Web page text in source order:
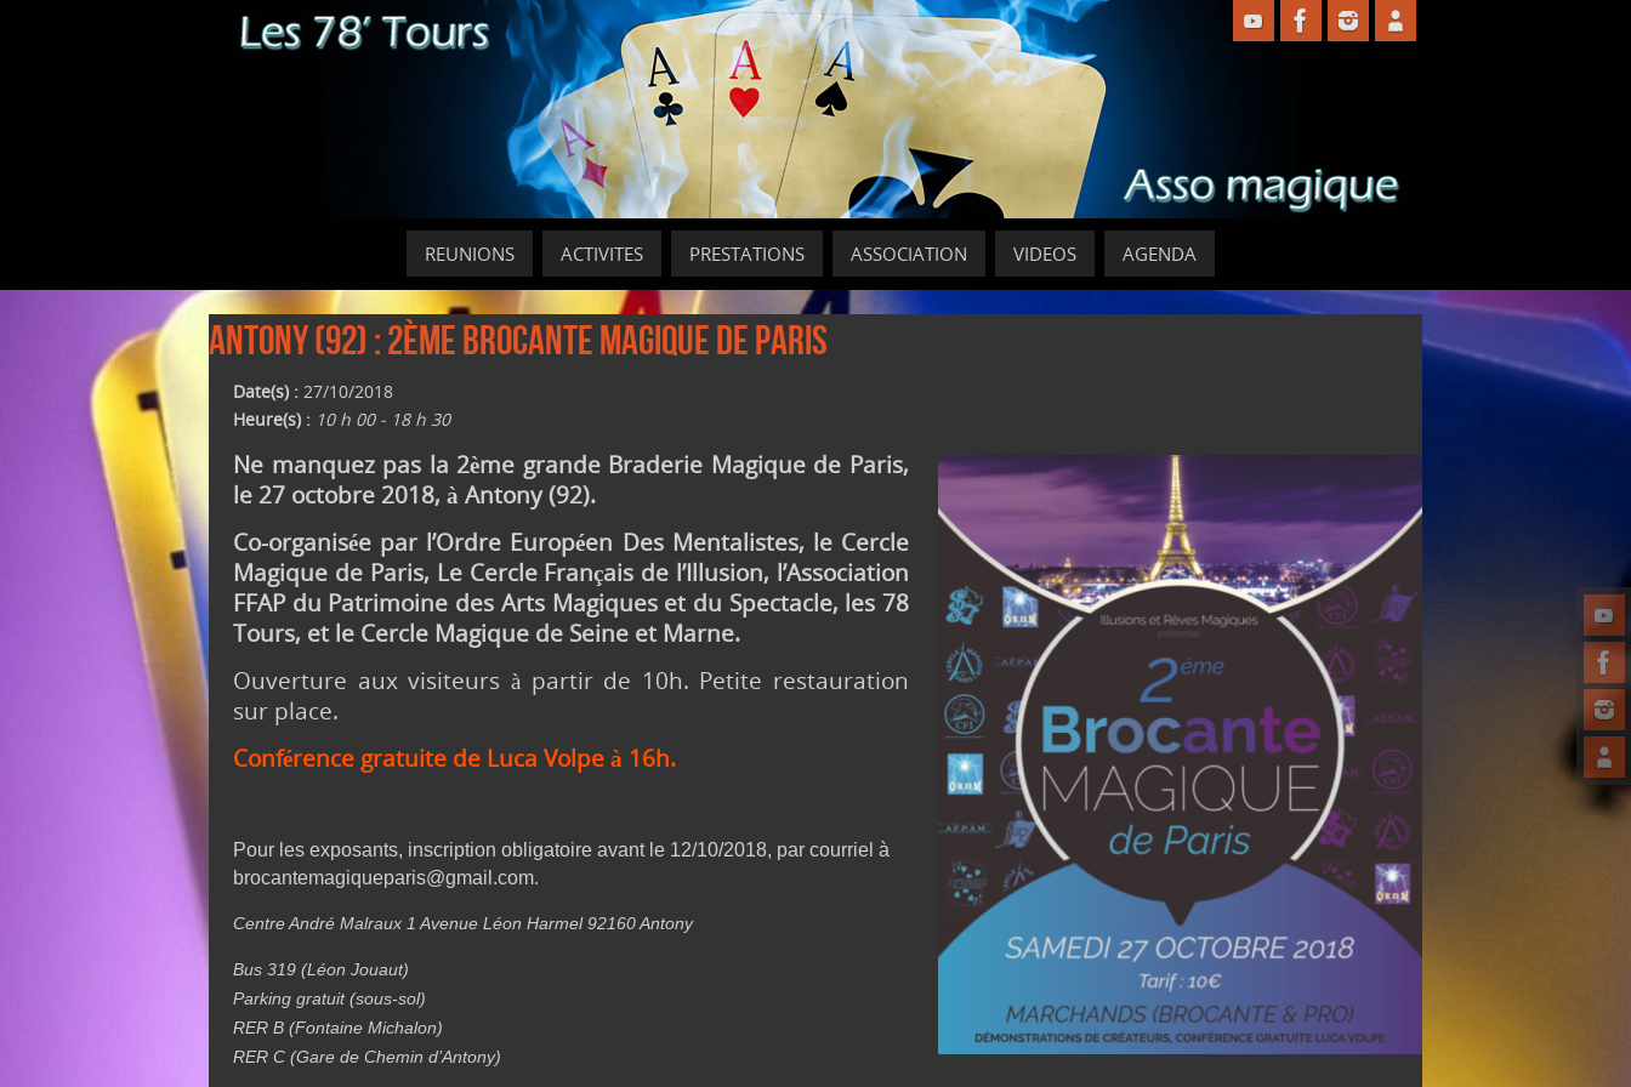
REUNIONS ACTIVITES PRESTATIONS ASSOCIATION VIDEOS AGENDA
Antony (92) : 2ème Brocante Magique de Paris
Date(s) : 27/10/2018
Heure(s) : 10 h 00 - 18 h 30
Ne manquez pas la 2ème grande Braderie Magique de Paris,
le 27 octobre 2018, à Antony (92).
Co-organisée par l’Ordre Européen Des Mentalistes, le Cercle
Magique de Paris, Le Cercle Français de l’Illusion, l’Association
FFAP du Patrimoine des Arts Magiques et du Spectacle, les 78
Tours, et le Cercle Magique de Seine et Marne.
Ouverture aux visiteurs à partir de 10h. Petite restauration
sur place.
Conférence gratuite de Luca Volpe à 16h.
Pour les exposants, inscription obligatoire avant le 12/10/2018, par courriel à
brocantemagiqueparis@gmail.com.
Centre André Malraux 1 Avenue Léon Harmel 92160 Antony
Bus 319 (Léon Jouaut)
Parking gratuit (sous-sol)
RER B (Fontaine Michalon)
RER C (Gare de Chemin d’Antony)